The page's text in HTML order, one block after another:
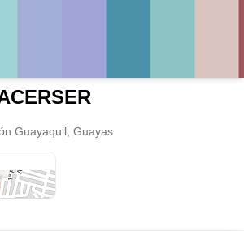
Guayaquil, Guayas